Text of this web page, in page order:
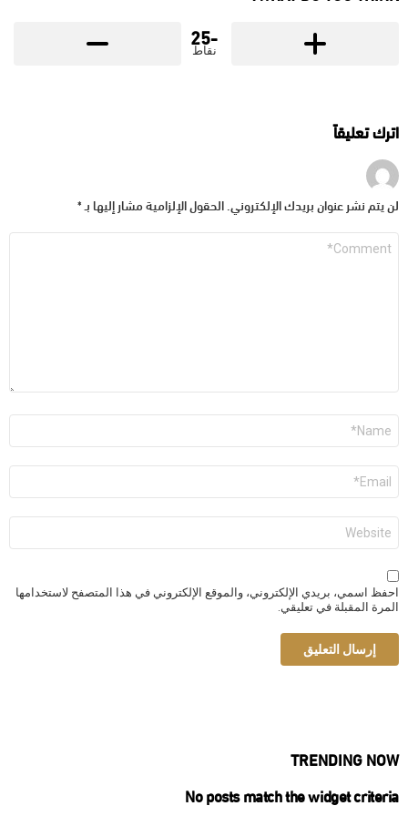
-25
نقاط
اترك تعليقاً
لن يتم نشر عنوان بريدك الإلكتروني.الحقول الإلزامية مشار إليها بـ*
البريد
الإلكتروني
*
الموقع
الإلكتروني
احفظ اسمي، بريدي الإلكتروني، والموقع الإلكتروني في هذا المتصفح لاستخدامها
المرة المقبلة في تعليقي.
TRENDING NOW
No posts match the widget criteria